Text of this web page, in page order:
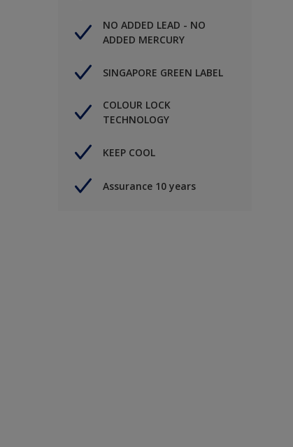
NO ADDED LEAD - NO
ADDED MERCURY
SINGAPORE GREEN LABEL
COLOUR LOCK
TECHNOLOGY
KEEP COOL
Assurance 10 years